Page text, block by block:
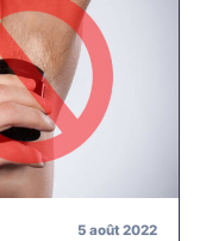
5 août 2022